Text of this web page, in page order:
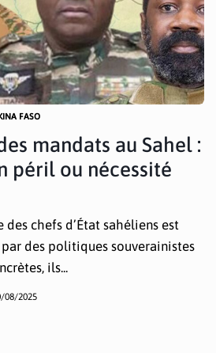
FASO
mandats au Sahel :
péril ou nécessité
chefs d’État sahéliens est
des politiques souverainistes
ils...
08/2025